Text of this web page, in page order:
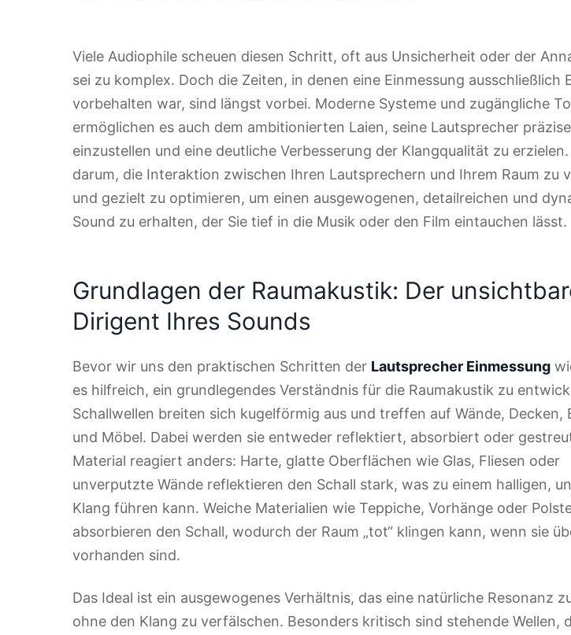
Viele Audiophile scheuen diesen Schritt, oft aus Unsicherheit oder der
sei zu komplex. Doch die Zeiten, in denen eine Einmessung ausschließlich
vorbehalten war, sind längst vorbei. Moderne Systeme und zugängliche
ermöglichen es auch dem ambitionierten Laien, seine Lautsprecher präzise
einzustellen und eine deutliche Verbesserung der Klangqualität zu
darum, die Interaktion zwischen Ihren Lautsprechern und Ihrem Raum zu
und gezielt zu optimieren, um einen ausgewogenen, detailreichen und
Sound zu erhalten, der Sie tief in die Musik oder den Film eintauchen lässt.
Grundlagen der Raumakustik: Der
Dirigent Ihres Sounds
Bevor wir uns den praktischen Schritten der Lautsprecher Einmessung
es hilfreich, ein grundlegendes Verständnis für die Raumakustik zu
Schallwellen breiten sich kugelförmig aus und treffen auf Wände, Decken,
und Möbel. Dabei werden sie entweder reflektiert, absorbiert oder
Material reagiert anders: Harte, glatte Oberflächen wie Glas, Fliesen oder
unverputzte Wände reflektieren den Schall stark, was zu einem halligen,
Klang führen kann. Weiche Materialien wie Teppiche, Vorhänge oder
absorbieren den Schall, wodurch der Raum „tot“ klingen kann, wenn sie
vorhanden sind.
Das Ideal ist ein ausgewogenes Verhältnis, das eine natürliche Resonanz
ohne den Klang zu verfälschen. Besonders kritisch sind stehende Wellen,